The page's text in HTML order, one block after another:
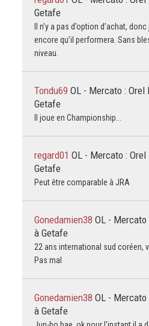
Getafe
Il n’y a pas d’option d’achat,
encore qu’il performera. Sans
niveau.
Tondu69 OL - Mercato : Orel
Getafe
Il joue en Championship...
regard01 OL - Mercato :
Getafe
Peut être comparable à JRA
Gonedamien38 OL -
à Getafe
22 ans international sud coréen,
Pas mal
Gonedamien38 OL -
à Getafe